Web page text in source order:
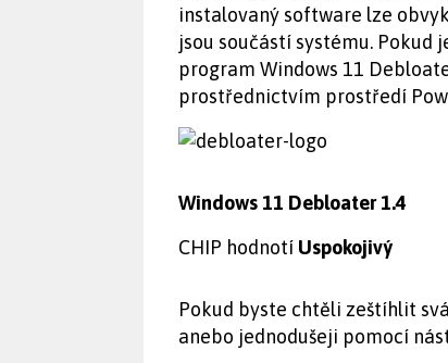
instalovaný software lze
jsou součástí systému. Pokud
program Windows 11
prostřednictvím prostředí
Windows 11 Debloater 1.4
CHIP hodnotí Uspokojivý
Pokud byste chtěli zeštíhlit
anebo jednodušeji pomocí